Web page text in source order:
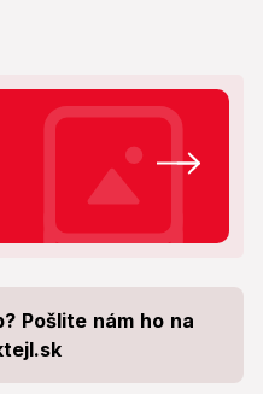
Pošlite nám ho na